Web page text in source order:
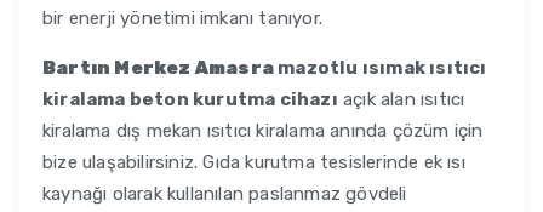
bir enerji yönetimi imkanı tanıyor.
Bartın Merkez Amasra mazotlu ısımak ısıtıcı
kiralama beton kurutma cihazı açık alan ısıtıcı
kiralama dış mekan ısıtıcı kiralama anında çözüm için
bize ulaşabilirsiniz. Gıda kurutma tesislerinde ek ısı
kaynağı olarak kullanılan paslanmaz gövdeli